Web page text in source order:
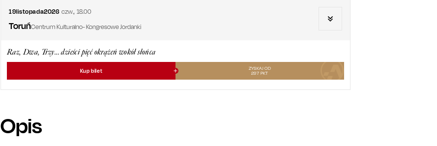
19listopada2026 czw.,18.00
ToruńCentrum Kulturalno- Kongresowe Jordanki
Raz, Dwa, Trzy… dzieści pięć okrążeń wokół słońca
Kup bilet
ZYSKAJ OD
297 PKT
Opis